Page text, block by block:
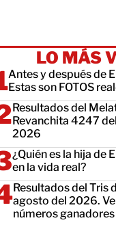
LO MÁS
Antes y después de
Estas son FOTOS
Resultados del
Revanchita 4247
2026
¿Quién es la hija de
en la vida real?
Resultados del Tris
agosto del 2026.
números ganadores